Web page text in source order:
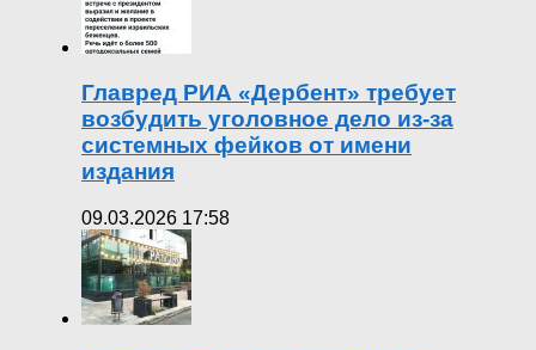
Главред РИА «Дербент» требует
возбудить уголовное дело из-за
системных фейков от имени
издания
09.03.2026 17:58